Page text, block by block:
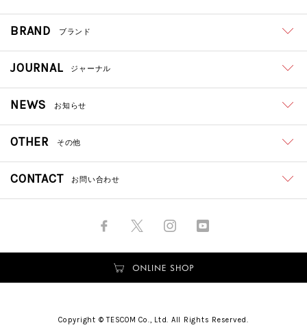
BRAND ブランド
JOURNAL ジャーナル
NEWS お知らせ
OTHER その他
CONTACT お問い合わせ
Copyright © TESCOM Co., Ltd. All Rights Reserved.